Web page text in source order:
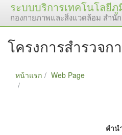
ระบบบริการเทคโนโลยี
กองกายภาพและสิ่งแวดล้อม สำนั
หน้าแรก
Web Page
คำน